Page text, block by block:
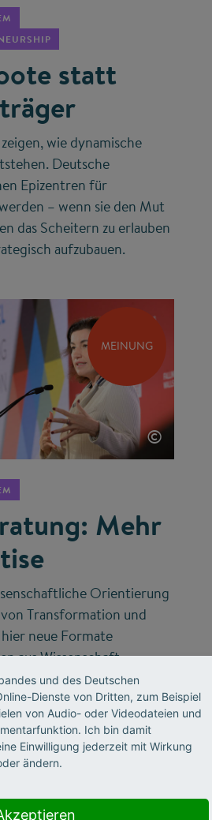
statt
wie dynamische
Deutsche
Epizentren für
– wenn sie den Mut
das Scheitern zu erlauben
aufzubauen.
MEINUNG
©
Mehr
Orientierung
Transformation und
neue Formate
aus Wissenschaft,
bündeln, erklärt
Generalsekretär des
und des Deutschen
Dienste von Dritten, zum Beispiel
von Audio- oder Videodateien und
Ich bin damit
Einwilligung jederzeit mit Wirkung
ändern.